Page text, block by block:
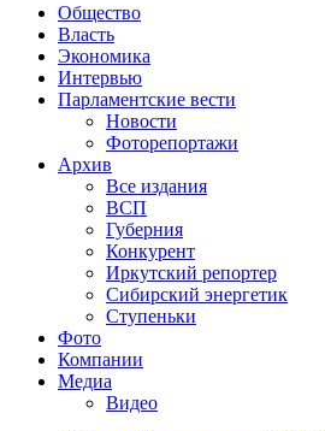
Общество
Власть
Экономика
Интервью
Парламентские вести
Новости
Фоторепортажи
Архив
Все издания
ВСП
Губерния
Конкурент
Иркутский репортер
Сибирский энергетик
Ступеньки
Фото
Компании
Медиа
Видео